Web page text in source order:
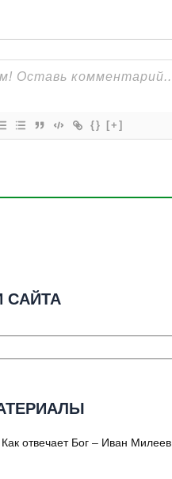
{} [+]
САЙТА
Как отвечает Бог – Иван Милеев